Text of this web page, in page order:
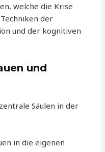
welche die Krise
der
und der kognitiven
und
Säulen in der
in die eigenen